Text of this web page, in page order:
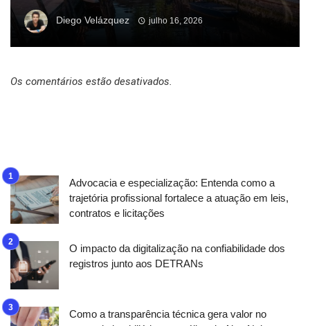
Diego Velázquez julho 16, 2026
Os comentários estão desativados.
Advocacia e especialização: Entenda como a
trajetória profissional fortalece a atuação em leis,
contratos e licitações
O impacto da digitalização na confiabilidade dos
registros junto aos DETRANs
Como a transparência técnica gera valor no